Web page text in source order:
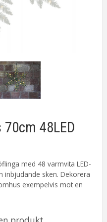
70cm 48LED
med 48 varmvita LED-
inbjudande sken. Dekorera
exempelvis mot en